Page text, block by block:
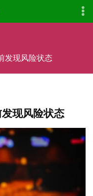
发现风险状态
现风险状态